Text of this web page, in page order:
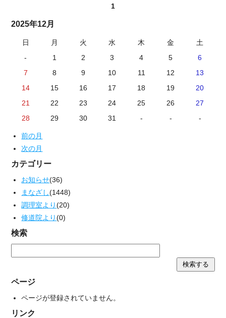
1
2025年12月
日 月 火 水 木 金
土
-
1 2 3 4 5
6
7
8 9 10 11 12
13
14
15 16 17 18 19
20
21
22 23 24 25 26
27
28
29 30 31 - - -
前の月
次の月
カテゴリー
お知らせ(36)
まなざし(1448)
調理室より(20)
修道院より(0)
検索
ページ
ページが登録されていません。
リンク